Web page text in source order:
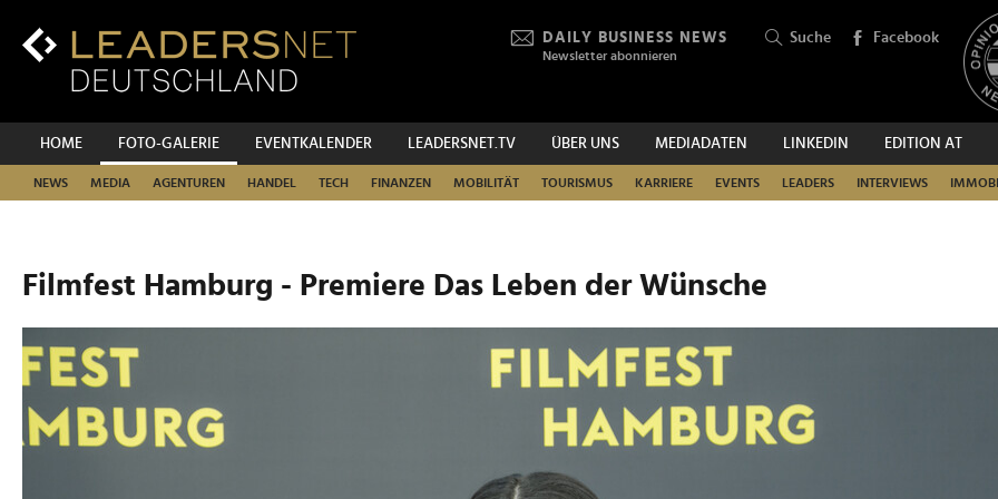
Inhalt
Hauptnavigation
DAILY BUSINESS NEWS
Newsletter abonnieren
Suche Facebook
HOME FOTO-GALERIE EVENTKALENDER LEADERSNET.TV ÜBER UNS MEDIADATEN LINKEDIN EDITION AT
NEWS MEDIA AGENTUREN HANDEL TECH FINANZEN MOBILITÄT TOURISMUS KARRIERE EVENTS LEADERS INTERVIEWS
SUCHEN
Filmfest Hamburg - Premiere Das Leben der Wünsche